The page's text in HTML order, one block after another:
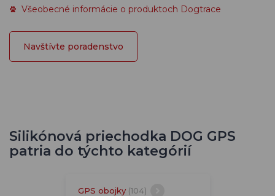
Všeobecné informácie o produktoch Dogtrace
Navštívte poradenstvo
Silikónová priechodka DOG GPS
patria do týchto kategórií
GPS obojky (104)